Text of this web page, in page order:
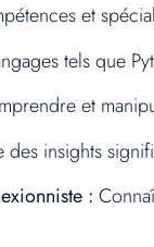
et
tels que
et
des insights
: